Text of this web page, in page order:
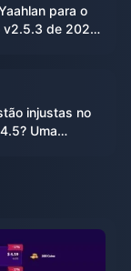
para o
v2.5.3 de 2026:
injustas no
Uma